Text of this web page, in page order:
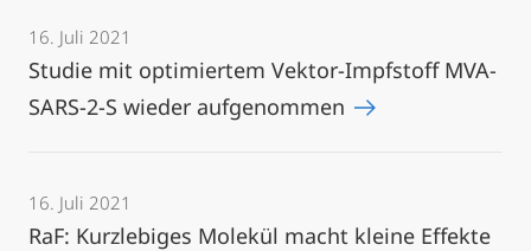
16. Juli 2021
Studie mit optimiertem Vektor-Impfstoff MVA-
SARS-2-S wieder aufgenommen
16. Juli 2021
RaF: Kurzlebiges Molekül macht kleine Effekte